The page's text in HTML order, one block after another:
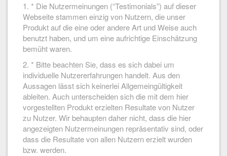
1. * Die Nutzermeinungen (“Testimonials”) auf dieser
Webseite stammen einzig von Nutzern, die unser
Produkt auf die eine oder andere Art und Weise auch
benutzt haben, und um eine aufrichtige Einschätzung
bemüht waren.
2. * Bitte beachten Sie, dass es sich dabei um
individuelle Nutzererfahrungen handelt. Aus den
Aussagen lässt sich keinerlei Allgemeingültigkeit
ableiten. Auch unterscheiden sich die mit dem hier
vorgestellten Produkt erzielten Resultate von Nutzer
zu Nutzer. Wir behaupten daher nicht, dass die hier
angezeigten Nutzermeinungen repräsentativ sind, oder
dass die Resultate von allen Nutzern erzielt wurden
bzw. werden.